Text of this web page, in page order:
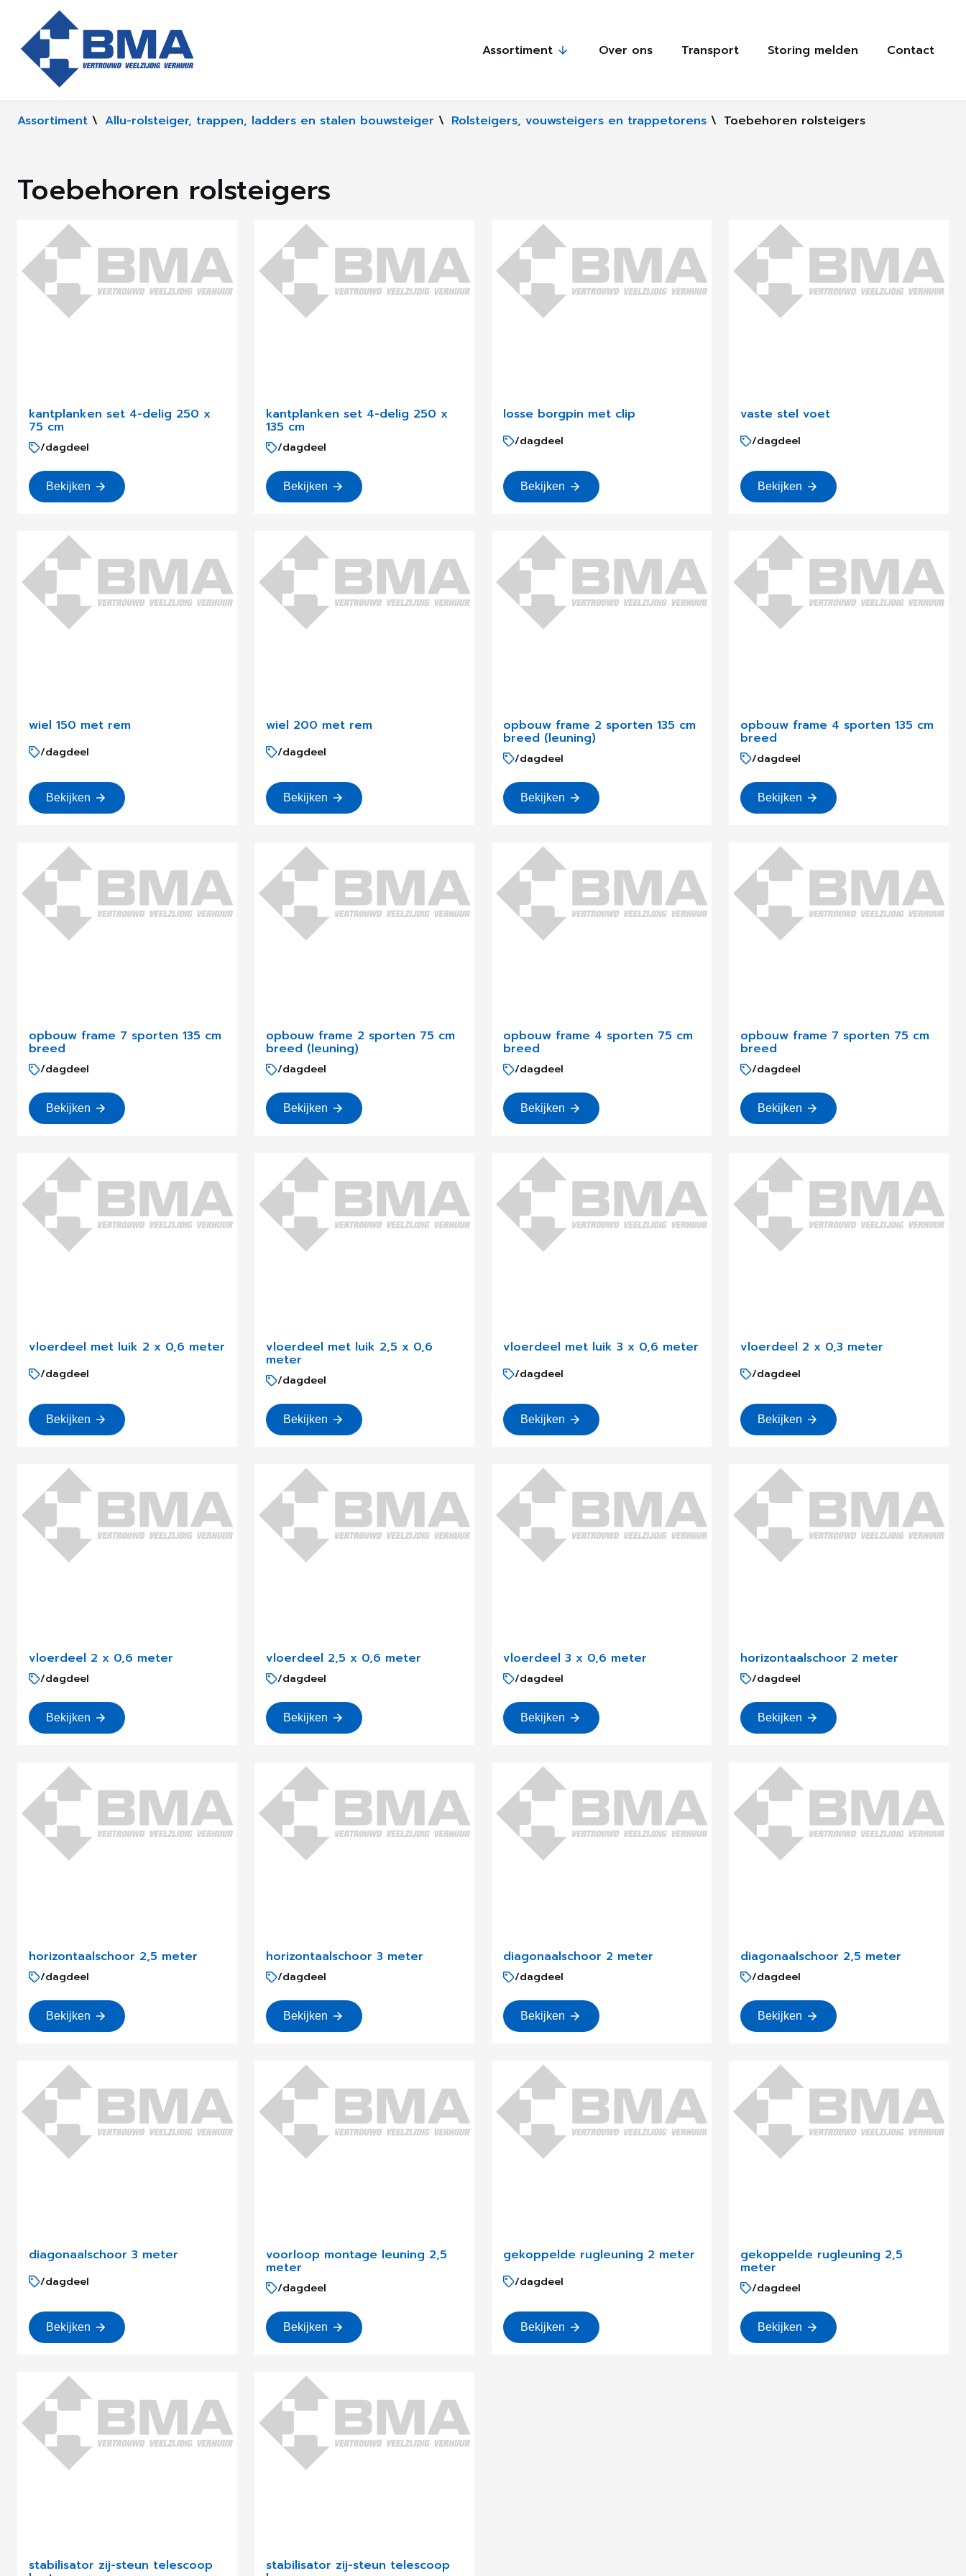
Assortiment Over ons Transport Storing melden Contact
Assortiment \ Allu-rolsteiger, trappen, ladders en stalen bouwsteiger \ Rolsteigers, vouwsteigers en trappetorens \ Toebehoren rolsteigers
Toebehoren rolsteigers
kantplanken set 4-delig 250 x
75 cm
/dagdeel
Bekijken
kantplanken set 4-delig 250 x
135 cm
/dagdeel
Bekijken
losse borgpin met clip
/dagdeel
Bekijken
vaste stel voet
/dagdeel
Bekijken
wiel 150 met rem
/dagdeel
Bekijken
wiel 200 met rem
/dagdeel
Bekijken
opbouw frame 2 sporten 135 cm
breed (leuning)
/dagdeel
Bekijken
opbouw frame 4 sporten 135 cm
breed
/dagdeel
Bekijken
opbouw frame 7 sporten 135 cm
breed
/dagdeel
Bekijken
opbouw frame 2 sporten 75 cm
breed (leuning)
/dagdeel
Bekijken
opbouw frame 4 sporten 75 cm
breed
/dagdeel
Bekijken
opbouw frame 7 sporten 75 cm
breed
/dagdeel
Bekijken
vloerdeel met luik 2 x 0,6 meter
/dagdeel
Bekijken
vloerdeel met luik 2,5 x 0,6
meter
/dagdeel
Bekijken
vloerdeel met luik 3 x 0,6 meter
/dagdeel
Bekijken
vloerdeel 2 x 0,3 meter
/dagdeel
Bekijken
vloerdeel 2 x 0,6 meter
/dagdeel
Bekijken
vloerdeel 2,5 x 0,6 meter
/dagdeel
Bekijken
vloerdeel 3 x 0,6 meter
/dagdeel
Bekijken
horizontaalschoor 2 meter
/dagdeel
Bekijken
horizontaalschoor 2,5 meter
/dagdeel
Bekijken
horizontaalschoor 3 meter
/dagdeel
Bekijken
diagonaalschoor 2 meter
/dagdeel
Bekijken
diagonaalschoor 2,5 meter
/dagdeel
Bekijken
diagonaalschoor 3 meter
/dagdeel
Bekijken
voorloop montage leuning 2,5
meter
/dagdeel
Bekijken
gekoppelde rugleuning 2 meter
/dagdeel
Bekijken
gekoppelde rugleuning 2,5
meter
/dagdeel
Bekijken
stabilisator zij-steun telescoop stabilisator zij-steun telescoop